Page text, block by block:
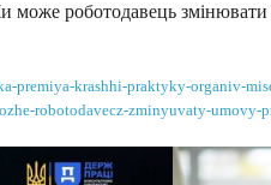
може роботодавець
premiya-krashhi-praktyky-organiv-
robotodavecz-zminyuvaty-